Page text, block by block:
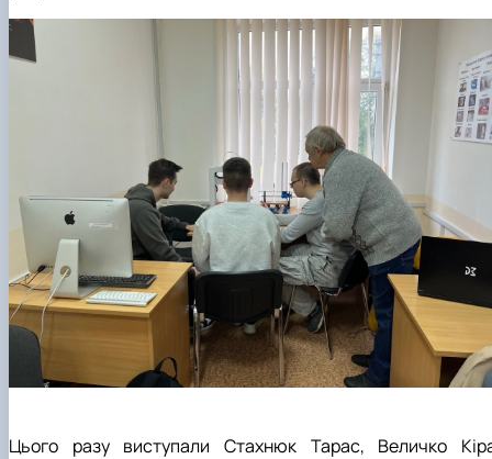
Цього разу виступали Стахнюк Тарас, Величко